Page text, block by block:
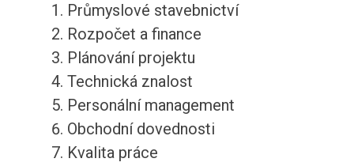
Průmyslové stavebnictví
Rozpočet a finance
Plánování projektu
Technická znalost
Personální management
Obchodní dovednosti
Kvalita práce